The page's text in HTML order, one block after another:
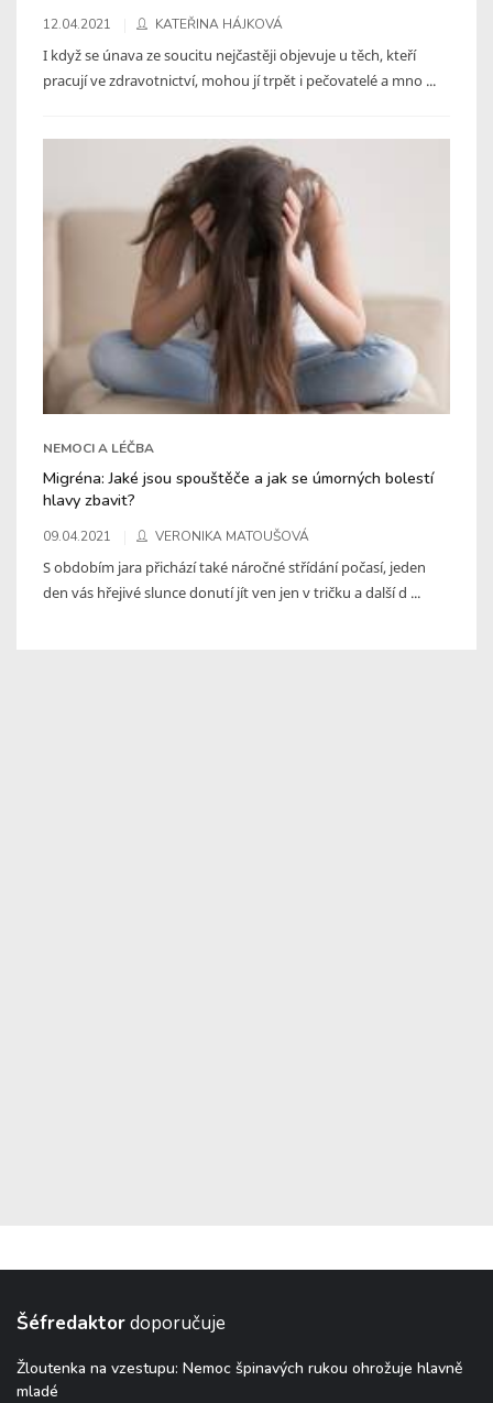
12.04.2021 KATEŘINA HÁJKOVÁ
I když se únava ze soucitu nejčastěji objevuje u těch, kteří
pracují ve zdravotnictví, mohou jí trpět i pečovatelé a mno ...
NEMOCI A LÉČBA
Migréna: Jaké jsou spouštěče a jak se úmorných bolestí
hlavy zbavit?
09.04.2021 VERONIKA MATOUŠOVÁ
S obdobím jara přichází také náročné střídání počasí, jeden
den vás hřejivé slunce donutí jít ven jen v tričku a další d ...
Šéfredaktordoporučuje
Žloutenka na vzestupu: Nemoc špinavých rukou ohrožuje hlavně
mladé